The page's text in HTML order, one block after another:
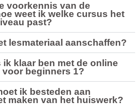
voorkennis van de
weet ik welke cursus het
past?
lesmateriaal aanschaffen?
ik klaar ben met de online
beginners 1?
ik besteden aan
maken van het huiswerk?